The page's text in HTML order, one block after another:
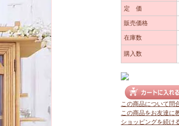
定 価
販売価格
在庫数
購入数
この商品について問
この商品をお友達に
ショッピングを続け